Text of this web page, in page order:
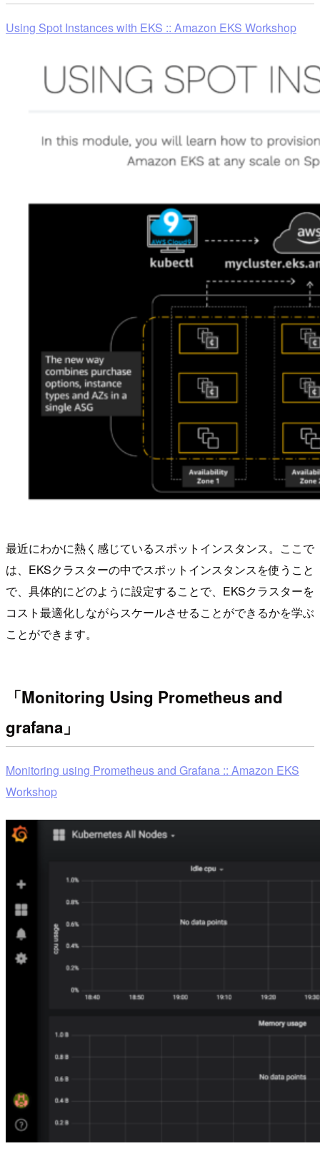
Using Spot Instances with EKS :: Amazon EKS Workshop
最近にわかに熱く感じているスポットインスタンス。ここで
は、EKSクラスターの中でスポットインスタンスを使うこと
で、具体的にどのように設定することで、EKSクラスターを
コスト最適化しながらスケールさせることができるかを学ぶ
ことができます。
「Monitoring Using Prometheus and
grafana」
Monitoring using Prometheus and Grafana :: Amazon EKS
Workshop